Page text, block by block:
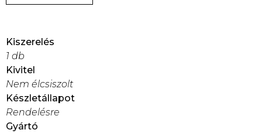
Kiszerelés
1 db
Kivitel
Nem élcsiszolt
Készletállapot
Rendelésre
Gyártó